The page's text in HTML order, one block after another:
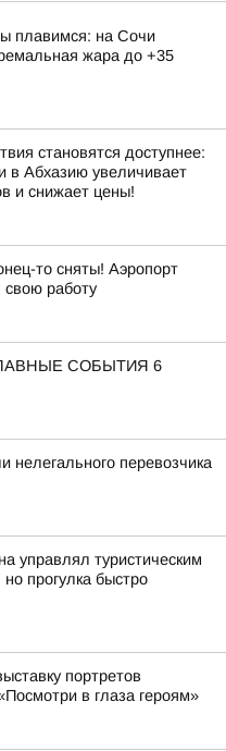
плавимся: на Сочи
жара до +35
становятся доступнее:
в Абхазию увеличивает
и снижает цены!
то сняты! Аэропорт
работу
СОБЫТИЯ 6
нелегального перевозчика
управлял туристическим
прогулка быстро
портретов
в глаза героям»